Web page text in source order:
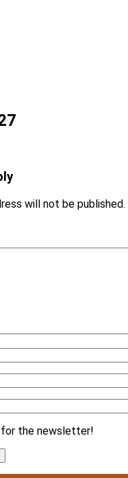
will not be published.
for the newsletter!